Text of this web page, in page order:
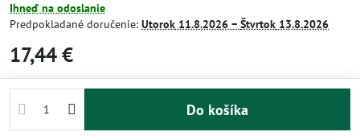
Ihneď na odoslanie
Predpokladané doručenie: Utorok 11.8.2026 − Štvrtok 13.8.2026
17,44 €
Do košíka